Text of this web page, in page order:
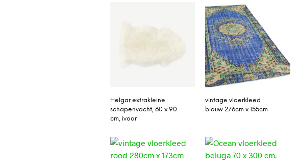
Helgar extrakleine
schapenvacht, 60 x 90
cm, ivoor
vintage vloerkleed
blauw 276cm x 155cm